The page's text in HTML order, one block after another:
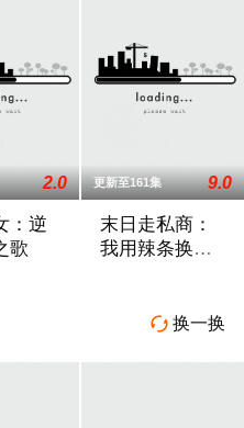
2.0
：逆
歌
更新至161集 9.0
末日走私商：
我用辣条换金
 换一换